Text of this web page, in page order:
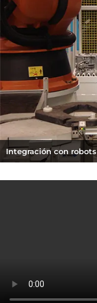
Integración con robots